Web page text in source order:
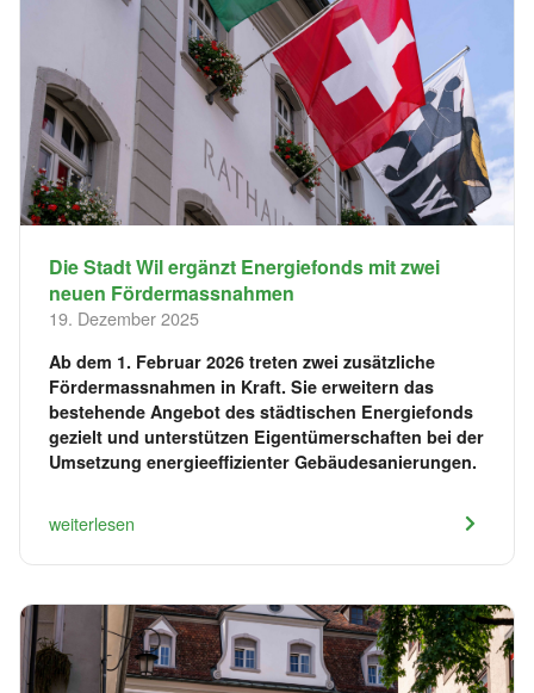
Die Stadt Wil ergänzt Energiefonds mit zwei
neuen Fördermassnahmen
19. Dezember 2025
Ab dem 1. Februar 2026 treten zwei zusätzliche
Fördermassnahmen in Kraft. Sie erweitern das
bestehende Angebot des städtischen Energiefonds
gezielt und unterstützen Eigentümerschaften bei der
Umsetzung energieeffizienter Gebäudesanierungen.
weiterlesen